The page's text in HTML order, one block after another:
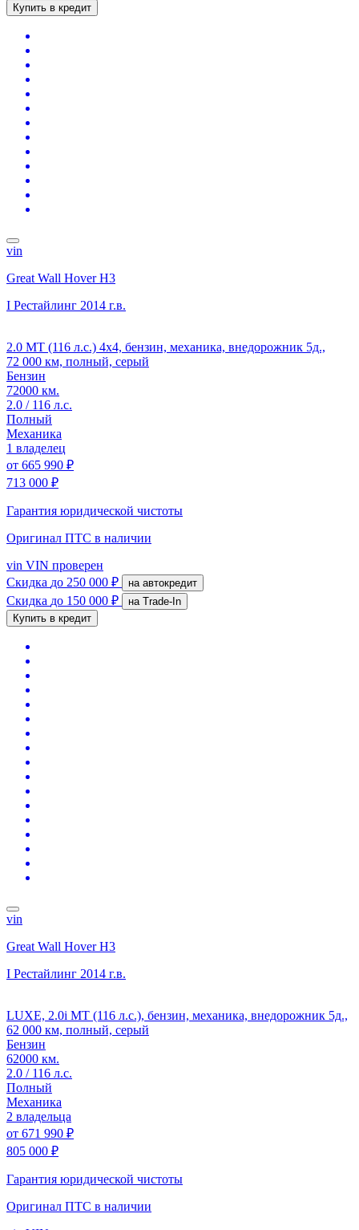
Купить в кредит
vin
Great Wall Hover H3
I Рестайлинг 2014 г.в.
2.0 MT (116 л.с.) 4x4, бензин, механика, внедорожник 5д.,
72 000 км, полный, серый
Бензин
72000 км.
2.0 / 116 л.с.
Полный
Механика
1 владелец
от 665 990 ₽
713 000 ₽
Гарантия юридической чистоты
Оригинал ПТС в наличии
vin VIN проверен
Скидка до 250 000 ₽ на автокредит
Скидка до 150 000 ₽
на Trade-In
Купить в кредит
vin
Great Wall Hover H3
I Рестайлинг 2014 г.в.
LUXE, 2.0i MT (116 л.с.), бензин, механика, внедорожник 5д.,
62 000 км, полный, серый
Бензин
62000 км.
2.0 / 116 л.с.
Полный
Механика
2 владельца
от 671 990 ₽
805 000 ₽
Гарантия юридической чистоты
Оригинал ПТС в наличии